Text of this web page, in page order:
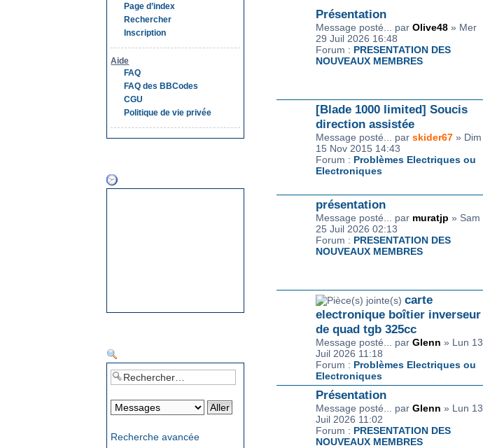
Page d’index
Rechercher
Inscription
Aide
FAQ
FAQ des BBCodes
CGU
Politique de vie privée
Recherche avancée
Présentation
Message posté... parOlive48 » Mer
29 Juil 2026 16:48
Forum : PRESENTATION DES
NOUVEAUX MEMBRES
[Blade 1000 limited] Soucis
direction assistée
Message posté... parskider67 » Dim
15 Nov 2015 14:43
Forum : Problèmes Electriques ou
Electroniques
présentation
Message posté... par muratjp » Sam
25 Juil 2026 02:13
Forum : PRESENTATION DES
NOUVEAUX MEMBRES
carte
electronique boîtier inverseur
de quad tgb 325cc
Message posté... parGlenn » Lun 13
Juil 2026 11:18
Forum : Problèmes Electriques ou
Electroniques
Présentation
Message posté... parGlenn » Lun 13
Juil 2026 11:02
Forum : PRESENTATION DES
NOUVEAUX MEMBRES